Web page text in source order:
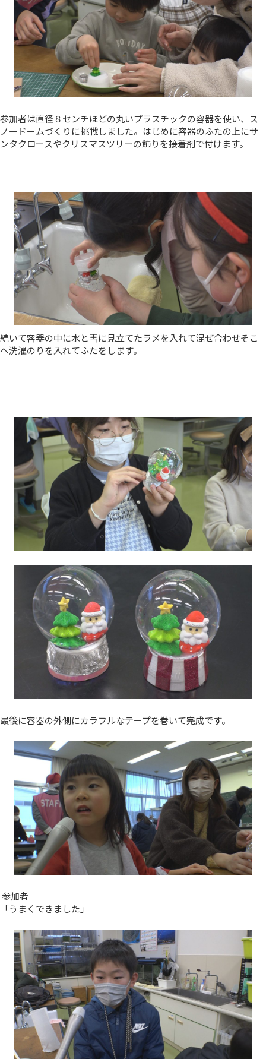
参加者は直径８センチほどの丸いプラスチックの容器を使い、ス
ノードームづくりに挑戦しました。はじめに容器のふたの上にサ
ンタクロースやクリスマスツリーの飾りを接着剤で付けます。
続いて容器の中に水と雪に見立てたラメを入れて混ぜ合わせそこ
へ洗濯のりを入れてふたをします。
最後に容器の外側にカラフルなテープを巻いて完成です。
参加者
「うまくできました」